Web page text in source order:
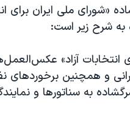
«شورای ملی ایران برای
به شرح زیر است:
انتخابات آزاد»
و همچنین
به سناتورها و